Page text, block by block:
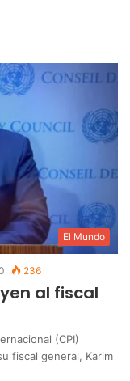
El Mundo
236
al fiscal
(CPI)
fiscal general, Karim